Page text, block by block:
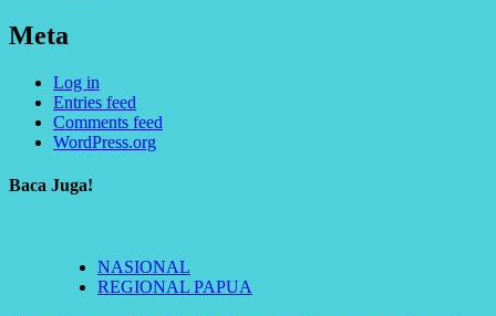
Meta
Log in
Entries feed
Comments feed
WordPress.org
Baca Juga!
NASIONAL
REGIONAL PAPUA